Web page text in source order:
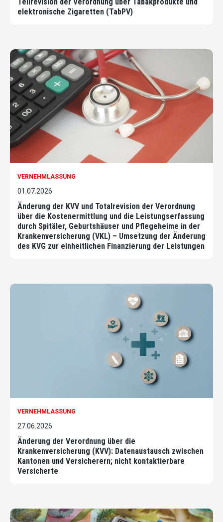
elektronische Zigaretten (TabPV)
VERNEHMLASSUNG
01.07.2026
Änderung der KVV und Totalrevision der Verordnung
über die Kostenermittlung und die Leistungserfassung
durch Spitäler, Geburtshäuser und Pflegeheime in der
Krankenversicherung (VKL) – Umsetzung der Änderung
des KVG zur einheitlichen Finanzierung der Leistungen
VERNEHMLASSUNG
27.06.2026
Änderung der Verordnung über die
Krankenversicherung (KVV): Datenaustausch zwischen
Kantonen und Versicherern; nicht kontaktierbare
Versicherte